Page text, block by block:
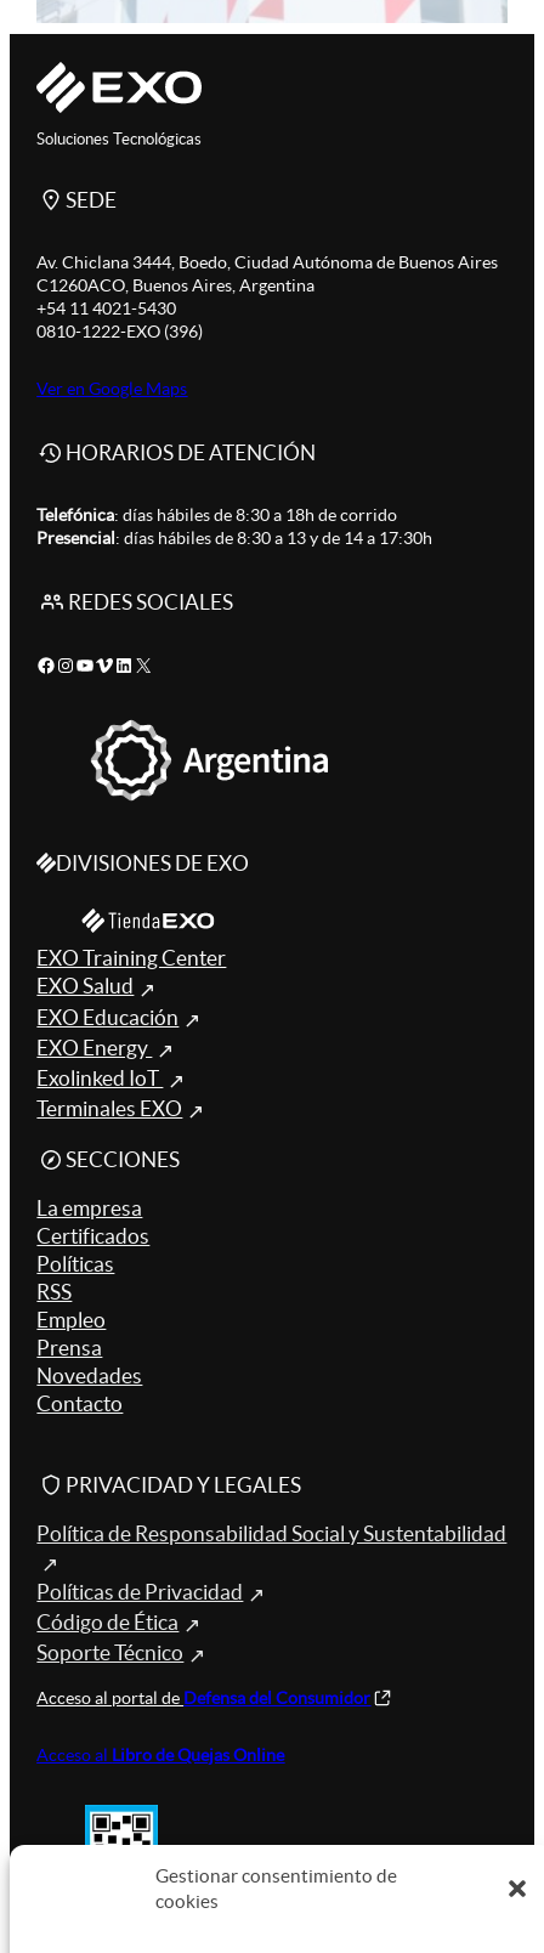
Gestionar consentimiento de
cookies
Soluciones Tecnológicas
SEDE
Av. Chiclana 3444, Boedo, Ciudad Autónoma de Buenos Aires
C1260ACO, Buenos Aires, Argentina
+54 11 4021-5430
0810-1222-EXO (396)
Ver en Google Maps
HORARIOS DE ATENCIÓN
Telefónica: días hábiles de 8:30 a 18h de corrido
Presencial : días hábiles de 8:30 a 13 y de 14 a 17:30h
REDES SOCIALES
Facebook Instagram YouTube Vimeo LinkedIn X
DIVISIONES DE EXO
EXO Training Center
EXO Salud
EXO Educación
EXO Energy
Exolinked IoT
Terminales EXO
SECCIONES
La empresa
Certificados
Políticas
RSS
Empleo
Prensa
Novedades
Contacto
PRIVACIDAD Y LEGALES
Política de Responsabilidad Social y Sustentabilidad
Políticas de Privacidad
Código de Ética
Soporte Técnico
Acceso al portal de Defensa del Consumidor
Acceso al Libro de Quejas Online